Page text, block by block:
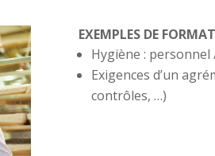
EXEMPLES DE
Hygiène : personnel
Exigences d’un
contrôles, …)